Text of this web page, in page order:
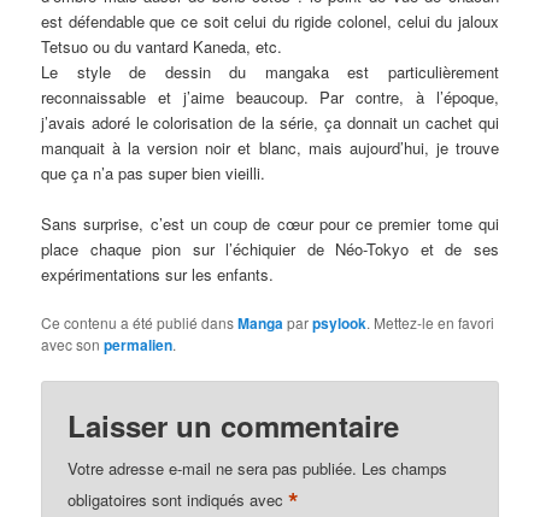
est défendable que ce soit celui du rigide colonel, celui du jaloux
Tetsuo ou du vantard Kaneda, etc.
Le style de dessin du mangaka est particulièrement
reconnaissable et j’aime beaucoup. Par contre, à l’époque,
j’avais adoré le colorisation de la série, ça donnait un cachet qui
manquait à la version noir et blanc, mais aujourd’hui, je trouve
que ça n’a pas super bien vieilli.
Sans surprise, c’est un coup de cœur pour ce premier tome qui
place chaque pion sur l’échiquier de Néo-Tokyo et de ses
expérimentations sur les enfants.
Ce contenu a été publié dansMangaparpsylook. Mettez-le en favori
avec sonpermalien.
Laisser un commentaire
Votre adresse e-mail ne sera pas publiée. Les champs
obligatoires sont indiqués avec*